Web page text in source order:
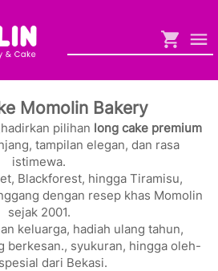
Momolin Bakery
pilihan long cake premium
tampilan elegan, dan rasa
istimewa.
Blackforest, hingga Tiramisu,
dengan resep khas Momolin
sejak 2001.
keluarga, hadiah ulang tahun,
berkesan., syukuran, hingga oleh-
dari Bekasi.